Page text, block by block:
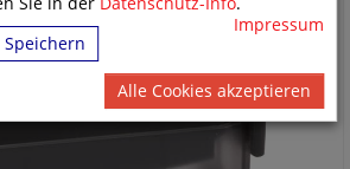
Impressum
Speichern
Alle Cookies akzeptieren